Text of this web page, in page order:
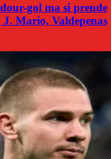
gol ma si prende
Mario, Valdepenas